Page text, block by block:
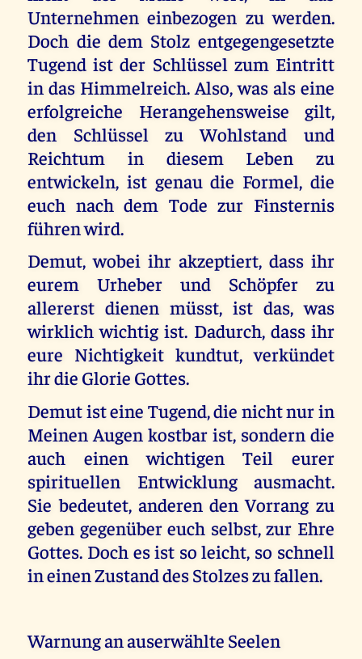
Unternehmen einbezogen zu werden.
Doch die dem Stolz entgegengesetzte
Tugend ist der Schlüssel zum Eintritt
in das Himmelreich. Also, was als eine
erfolgreiche Herangehensweise gilt,
den Schlüssel zu Wohlstand und
Reichtum in diesem Leben zu
entwickeln, ist genau die Formel, die
euch nach dem Tode zur Finsternis
führen wird.
Demut, wobei ihr akzeptiert, dass ihr
eurem Urheber und Schöpfer zu
allererst dienen müsst, ist das, was
wirklich wichtig ist. Dadurch, dass ihr
eure Nichtigkeit kundtut, verkündet
ihr die Glorie Gottes.
Demut ist eine Tugend, die nicht nur in
Meinen Augen kostbar ist, sondern die
auch einen wichtigen Teil eurer
spirituellen Entwicklung ausmacht.
Sie bedeutet, anderen den Vorrang zu
geben gegenüber euch selbst, zur Ehre
Gottes. Doch es ist so leicht, so schnell
in einen Zustand des Stolzes zu fallen.
Warnung an auserwählte Seelen